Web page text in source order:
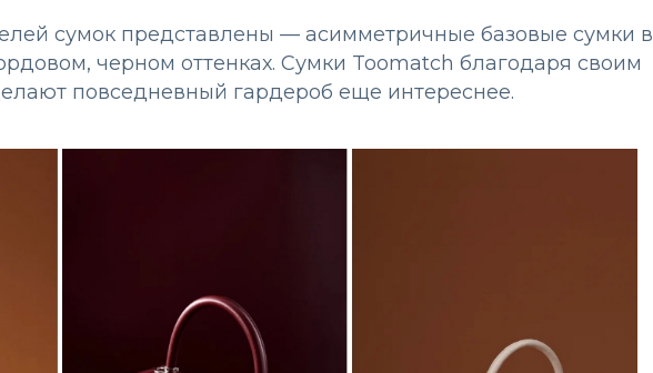
сумок представлены — асимметричные базовые сумки в
черном оттенках. Сумки Toomatch благодаря своим
повседневный гардероб еще интереснее.